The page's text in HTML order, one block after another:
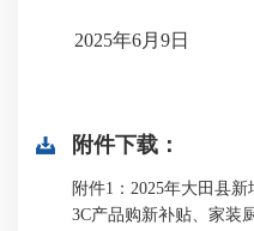
2025年6月9日
附件下载：
附件1：2025年大田县
3C产品购新补贴、家装